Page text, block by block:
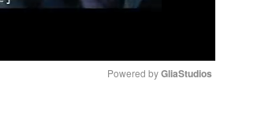
Powered by GliaStudios